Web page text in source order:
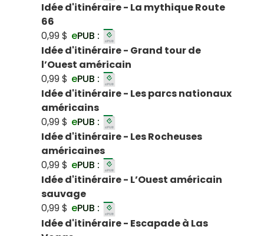
Idée d'itinéraire - La mythique Route
66
0,99 $ ePUB :
Idée d'itinéraire - Grand tour de
l’Ouest américain
0,99 $ ePUB :
Idée d'itinéraire - Les parcs nationaux
américains
0,99 $ ePUB :
Idée d'itinéraire - Les Rocheuses
américaines
0,99 $ ePUB :
Idée d'itinéraire - L’Ouest américain
sauvage
0,99 $ ePUB :
Idée d'itinéraire - Escapade à Las